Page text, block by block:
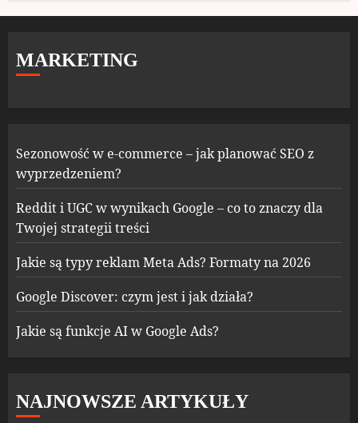
MARKETING
Sezonowość w e-commerce – jak planować SEO z
wyprzedzeniem?
Reddit i UGC w wynikach Google – co to znaczy dla
Twojej strategii treści
Jakie są typy reklam Meta Ads? Formaty na 2026
Google Discover: czym jest i jak działa?
Jakie są funkcje AI w Google Ads?
NAJNOWSZE ARTYKUŁY